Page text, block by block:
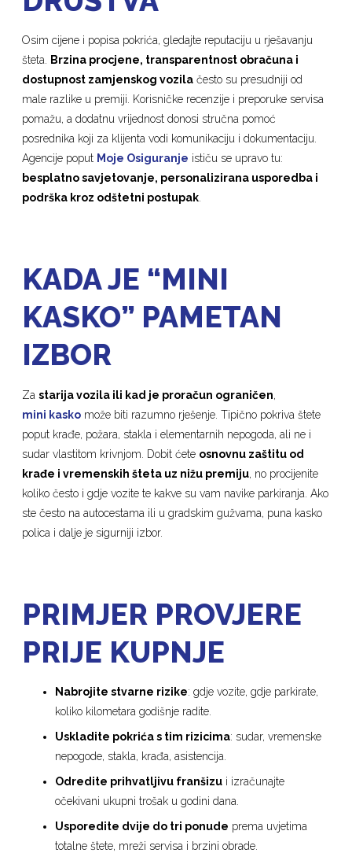
Osim cijene i popisa pokrića, gledajte reputaciju u rješavanju
šteta. Brzina procjene, transparentnost obračuna i
dostupnost zamjenskog vozila često su presudniji od
male razlike u premiji. Korisničke recenzije i preporuke servisa
pomažu, a dodatnu vrijednost donosi stručna pomoć
posrednika koji za klijenta vodi komunikaciju i dokumentaciju.
Agencije poput Moje Osiguranje ističu se upravo tu:
besplatno savjetovanje, personalizirana usporedba i
podrška kroz odštetni postupak.
KADA JE “MINI
KASKO” PAMETAN
IZBOR
Zastarija vozila ili kad je proračun ograničen,
mini kasko može biti razumno rješenje. Tipično pokriva štete
poput krađe, požara, stakla i elementarnih nepogoda, ali ne i
sudar vlastitom krivnjom. Dobit ćete osnovnu zaštitu od
krađe i vremenskih šteta uz nižu premiju, no procijenite
koliko često i gdje vozite te kakve su vam navike parkiranja. Ako
ste često na autocestama ili u gradskim gužvama, puna kasko
polica i dalje je sigurniji izbor.
PRIMJER PROVJERE
PRIJE KUPNJE
Nabrojite stvarne rizike: gdje vozite, gdje parkirate,
koliko kilometara godišnje radite.
Uskladite pokrića s tim rizicima: sudar, vremenske
nepogode, stakla, krađa, asistencija.
Odredite prihvatljivu franšizu i izračunajte
očekivani ukupni trošak u godini dana.
Usporedite dvije do tri ponude prema uvjetima
totalne štete, mreži servisa i brzini obrade.